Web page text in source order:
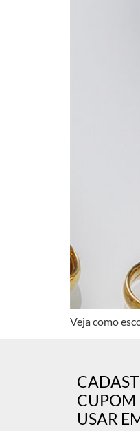
Veja como
CUPOM
USAR